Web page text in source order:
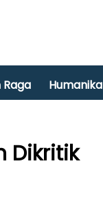
Humanika
Dikritik